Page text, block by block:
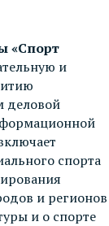
«Спорт
и
деловой
спорта
и регионов
и о спорте